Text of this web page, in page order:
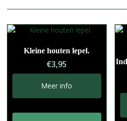
Kleine houten lepel.
€3,95
Meer info